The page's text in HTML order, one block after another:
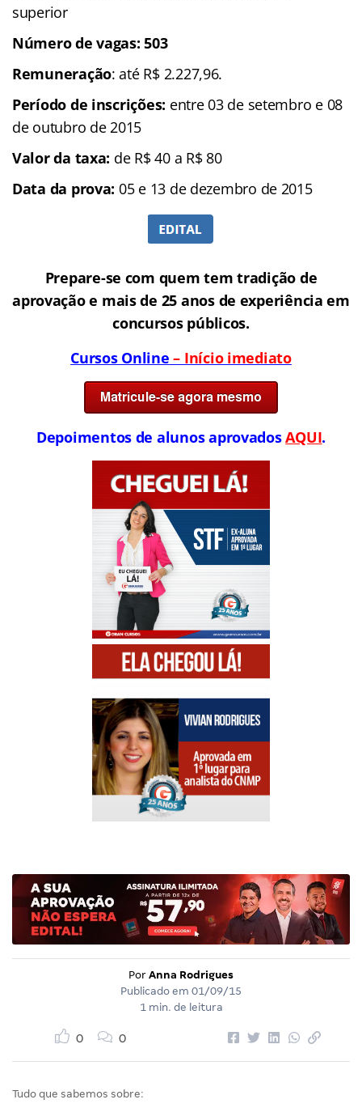
superior
Número de vagas: 503
Remuneração: até R$ 2.227,96.
Período de inscrições: entre 03 de setembro e 08
de outubro de 2015
Valor da taxa: de R$ 40 a R$ 80
Data da prova: 05 e 13 de dezembro de 2015
Prepare-se com quem tem tradição de
aprovação e mais de 25 anos de experiência em
concursos públicos.
Cursos Online – Início imediato
Depoimentos de alunos aprovadosAQUI.
Por Anna Rodrigues
Publicado em 01/09/15
1 min. de leitura
0 0
Tudo que sabemos sobre: